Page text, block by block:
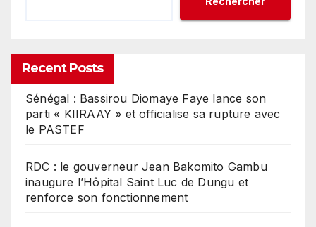
Recent Posts
Sénégal : Bassirou Diomaye Faye lance son
parti « KIIRAAY » et officialise sa rupture avec
le PASTEF
RDC : le gouverneur Jean Bakomito Gambu
inaugure l’Hôpital Saint Luc de Dungu et
renforce son fonctionnement